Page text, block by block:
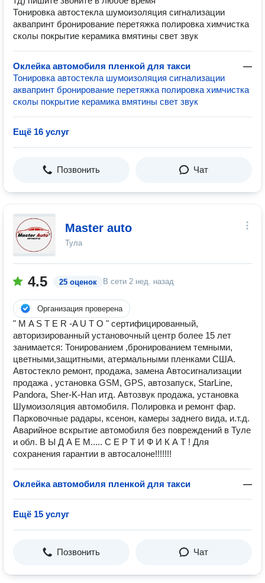
Тонировка автостекла шумоизоляция сигнализации
аквапринт бронирование перетяжка полировка химчистка
сколы покрытие керамика вмятины свет звук
Оклейка автомобиля пленкой для такси
—
Тонировка автостекла шумоизоляция сигнализации
аквапринт бронирование перетяжка полировка химчистка
сколы покрытие керамика вмятины свет звук
Ещё 16 услуг
Позвонить Чат
Master auto
Тула
4.5 25 оценок В сети 2 нед. назад
Организация проверена
" М A S T E R -A U T O " сертифицированный,
авторизированный установочный центр более 15 лет
занимается: Тонированием ,бронированием темными,
цветными,защитными, атермальными пленками США.
Автостекло ремонт, продажа, замена Автосигнализации
продажа , установка GSM, GPS, автозапуск, StarLine,
Pandora, Sher-K-Han итд. Автозвук продажа, установка
Шумоизоляция автомобиля. Полировка и ремонт фар.
Парковочные радары, ксенон, камеры заднего вида, и.т.д.
Аварийное вскрытие автомобиля без повреждений в Туле
и обл. В Ы Д А Е М..... С Е Р Т И Ф И К А Т ! Для
сохранения гарантии в автосалоне!!!!!!!
Оклейка автомобиля пленкой для такси —
Ещё 15 услуг
Позвонить Чат